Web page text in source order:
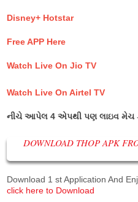
Disney+ Hotstar
Free APP Here
Watch Live On Jio TV
Watch Live On Airtel TV
નીચે આપેલ 4 એપથી પણ લાઇવ મેચ
DOWNLOAD THOP APK
Download 1 st Application And
click here to Download